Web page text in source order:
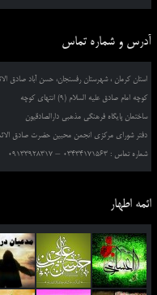
آدرس و شماره تماس
استان کرمان ، شهرستان رفسنجان، حسن آباد صادق
کوچه امام صادق علیه السلام (9) انتهای کوچه
ساختمان پایگاه فرهنگی مذهبی دارالصادقیون
دفتر شورای مرکزی انجمن محبین حضرت صادق
شماره تماس : 03434171563 – 09133928317
ائمه اطهار